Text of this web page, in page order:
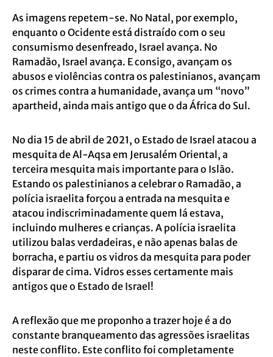
As imagens repetem-se. No Natal, por exemplo,
enquanto o Ocidente está distraído com o seu
consumismo desenfreado, Israel avança. No
Ramadão, Israel avança. E consigo, avançam os
abusos e violências contra os palestinianos, avançam
os crimes contra a humanidade, avança um “novo”
apartheid, ainda mais antigo que o da África do Sul.
No dia 15 de abril de 2021, o Estado de Israel atacou a
mesquita de Al-Aqsa em Jerusalém Oriental, a
terceira mesquita mais importante para o Islão.
Estando os palestinianos a celebrar o Ramadão, a
polícia israelita forçou a entrada na mesquita e
atacou indiscriminadamente quem lá estava,
incluindo mulheres e crianças. A polícia israelita
utilizou balas verdadeiras, e não apenas balas de
borracha, e partiu os vidros da mesquita para poder
disparar de cima. Vidros esses certamente mais
antigos que o Estado de Israel!
A reflexão que me proponho a trazer hoje é a do
constante branqueamento das agressões israelitas
neste conflito. Este conflito foi completamente